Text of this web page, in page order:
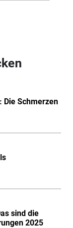
Die Schmerzen
sind die
2025